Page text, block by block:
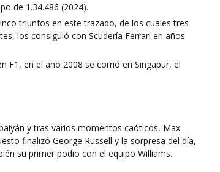
de 1.34.486 (2024).
triunfos en este trazado, de los cuales tres
los consiguió con Scudería Ferrari en años
F1, en el año 2008 se corrió en Singapur, el
y tras varios momentos caóticos, Max
finalizó George Russell y la sorpresa del día,
su primer podio con el equipo Williams.